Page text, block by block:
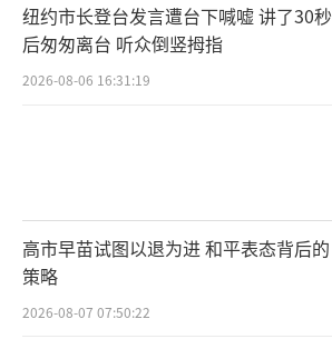
纽约市长登台发言遭台下喊嘘 讲了30秒
后匆匆离台 听众倒竖拇指
2026-08-06 16:31:19
高市早苗试图以退为进 和平表态背后的
策略
2026-08-07 07:50:22